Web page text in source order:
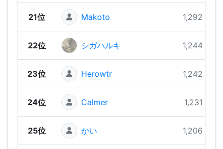
21位 Makoto 1,292 pts
22位 シガハルキ 1,244 pts
23位 Herowtr 1,242 pts
24位 Calmer 1,231 pts
25位 かい 1,206 pts